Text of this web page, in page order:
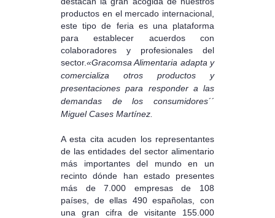
productos en el mercado internacional,
este tipo de feria es una plataforma
para establecer acuerdos con
colaboradores y profesionales del
sector.«Gracomsa Alimentaria adapta y
comercializa otros productos y
presentaciones para responder a las
demandas de los consumidores´´
Miguel Cases Martínez.
A esta cita acuden los representantes
de las entidades del sector alimentario
más importantes del mundo en un
recinto dónde han estado presentes
más de 7.000 empresas de 108
países, de ellas 490 españolas, con
una gran cifra de visitante 155.000